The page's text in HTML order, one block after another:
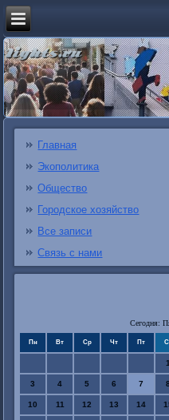
Главная
Экополитика
Общество
Городское хозяйство
Все записи
Связь с нами
Сегодня:
Пн Вт Ср Чт Пт
3 4 5 6 7 8
10 11 12 13 14